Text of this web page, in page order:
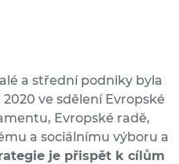
a střední podniky byla
ve sdělení Evropské
Evropské radě,
a sociálnímu výboru a
je přispět k cílům